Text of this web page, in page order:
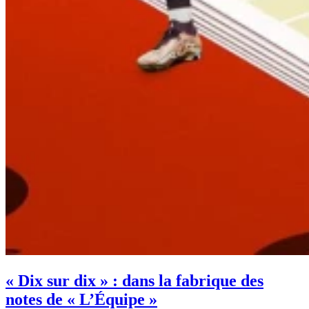
« Dix sur dix » : dans la fabrique des
notes de « L’Équipe »